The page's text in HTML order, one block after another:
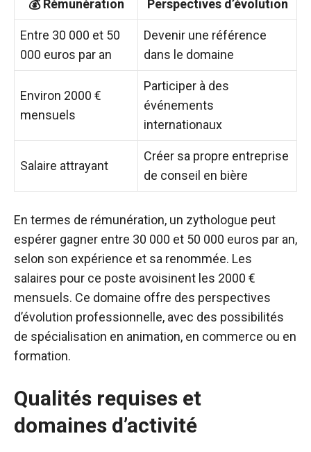
💰 Rémunération Perspectives d’évolution
Entre 30 000 et 50
000 euros par an
Devenir une référence
dans le domaine
Environ 2000 €
mensuels
Participer à des
événements
internationaux
Salaire attrayant
Créer sa propre entreprise
de conseil en bière
En termes de rémunération, un zythologue peut
espérer gagner entre 30 000 et 50 000 euros par an,
selon son expérience et sa renommée. Les
salaires pour ce poste avoisinent les 2000 €
mensuels. Ce domaine offre des perspectives
d’évolution professionnelle, avec des possibilités
de spécialisation en animation, en commerce ou en
formation.
Qualités requises et
domaines d’activité